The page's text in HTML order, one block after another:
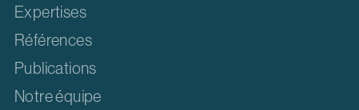
Expertises
Références
Publications
Notre équipe